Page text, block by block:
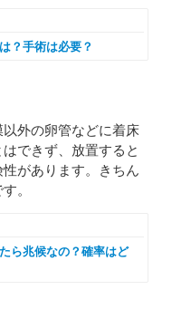
？手術は必要？
外の卵管などに着床
できず、放置すると
があります。きちん
。
ら兆候なの？確率はど